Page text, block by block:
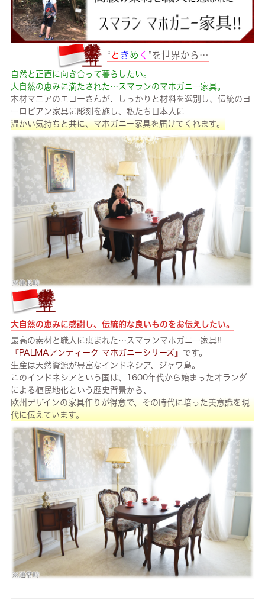
“と き め く ”を世界から…
自然と正直に向き合って暮らしたい。
大自然の恵みに満たされた…スマランのマホガニー家具。
木材マニアのエコーさんが、しっかりと材料を選別し、伝統のヨ
ーロピアン家具に彫刻を施し、私たち日本人に
温かい気持ちと共に、マホガニー家具を届けてくれます。
大自然の恵みに感謝し、伝統的な良いものをお伝えしたい。
最高の素材と職人に恵まれた…スマランマホガニー家具!!
『PALMAアンティーク マホガニーシリーズ』 です。
生産は天然資源が豊富なインドネシア、ジャワ島。
このインドネシアという国は、1600年代から始まったオランダ
による植民地化という歴史背景から、
欧州デザインの家具作りが得意で、その時代に培った美意識を現
代に伝えています。